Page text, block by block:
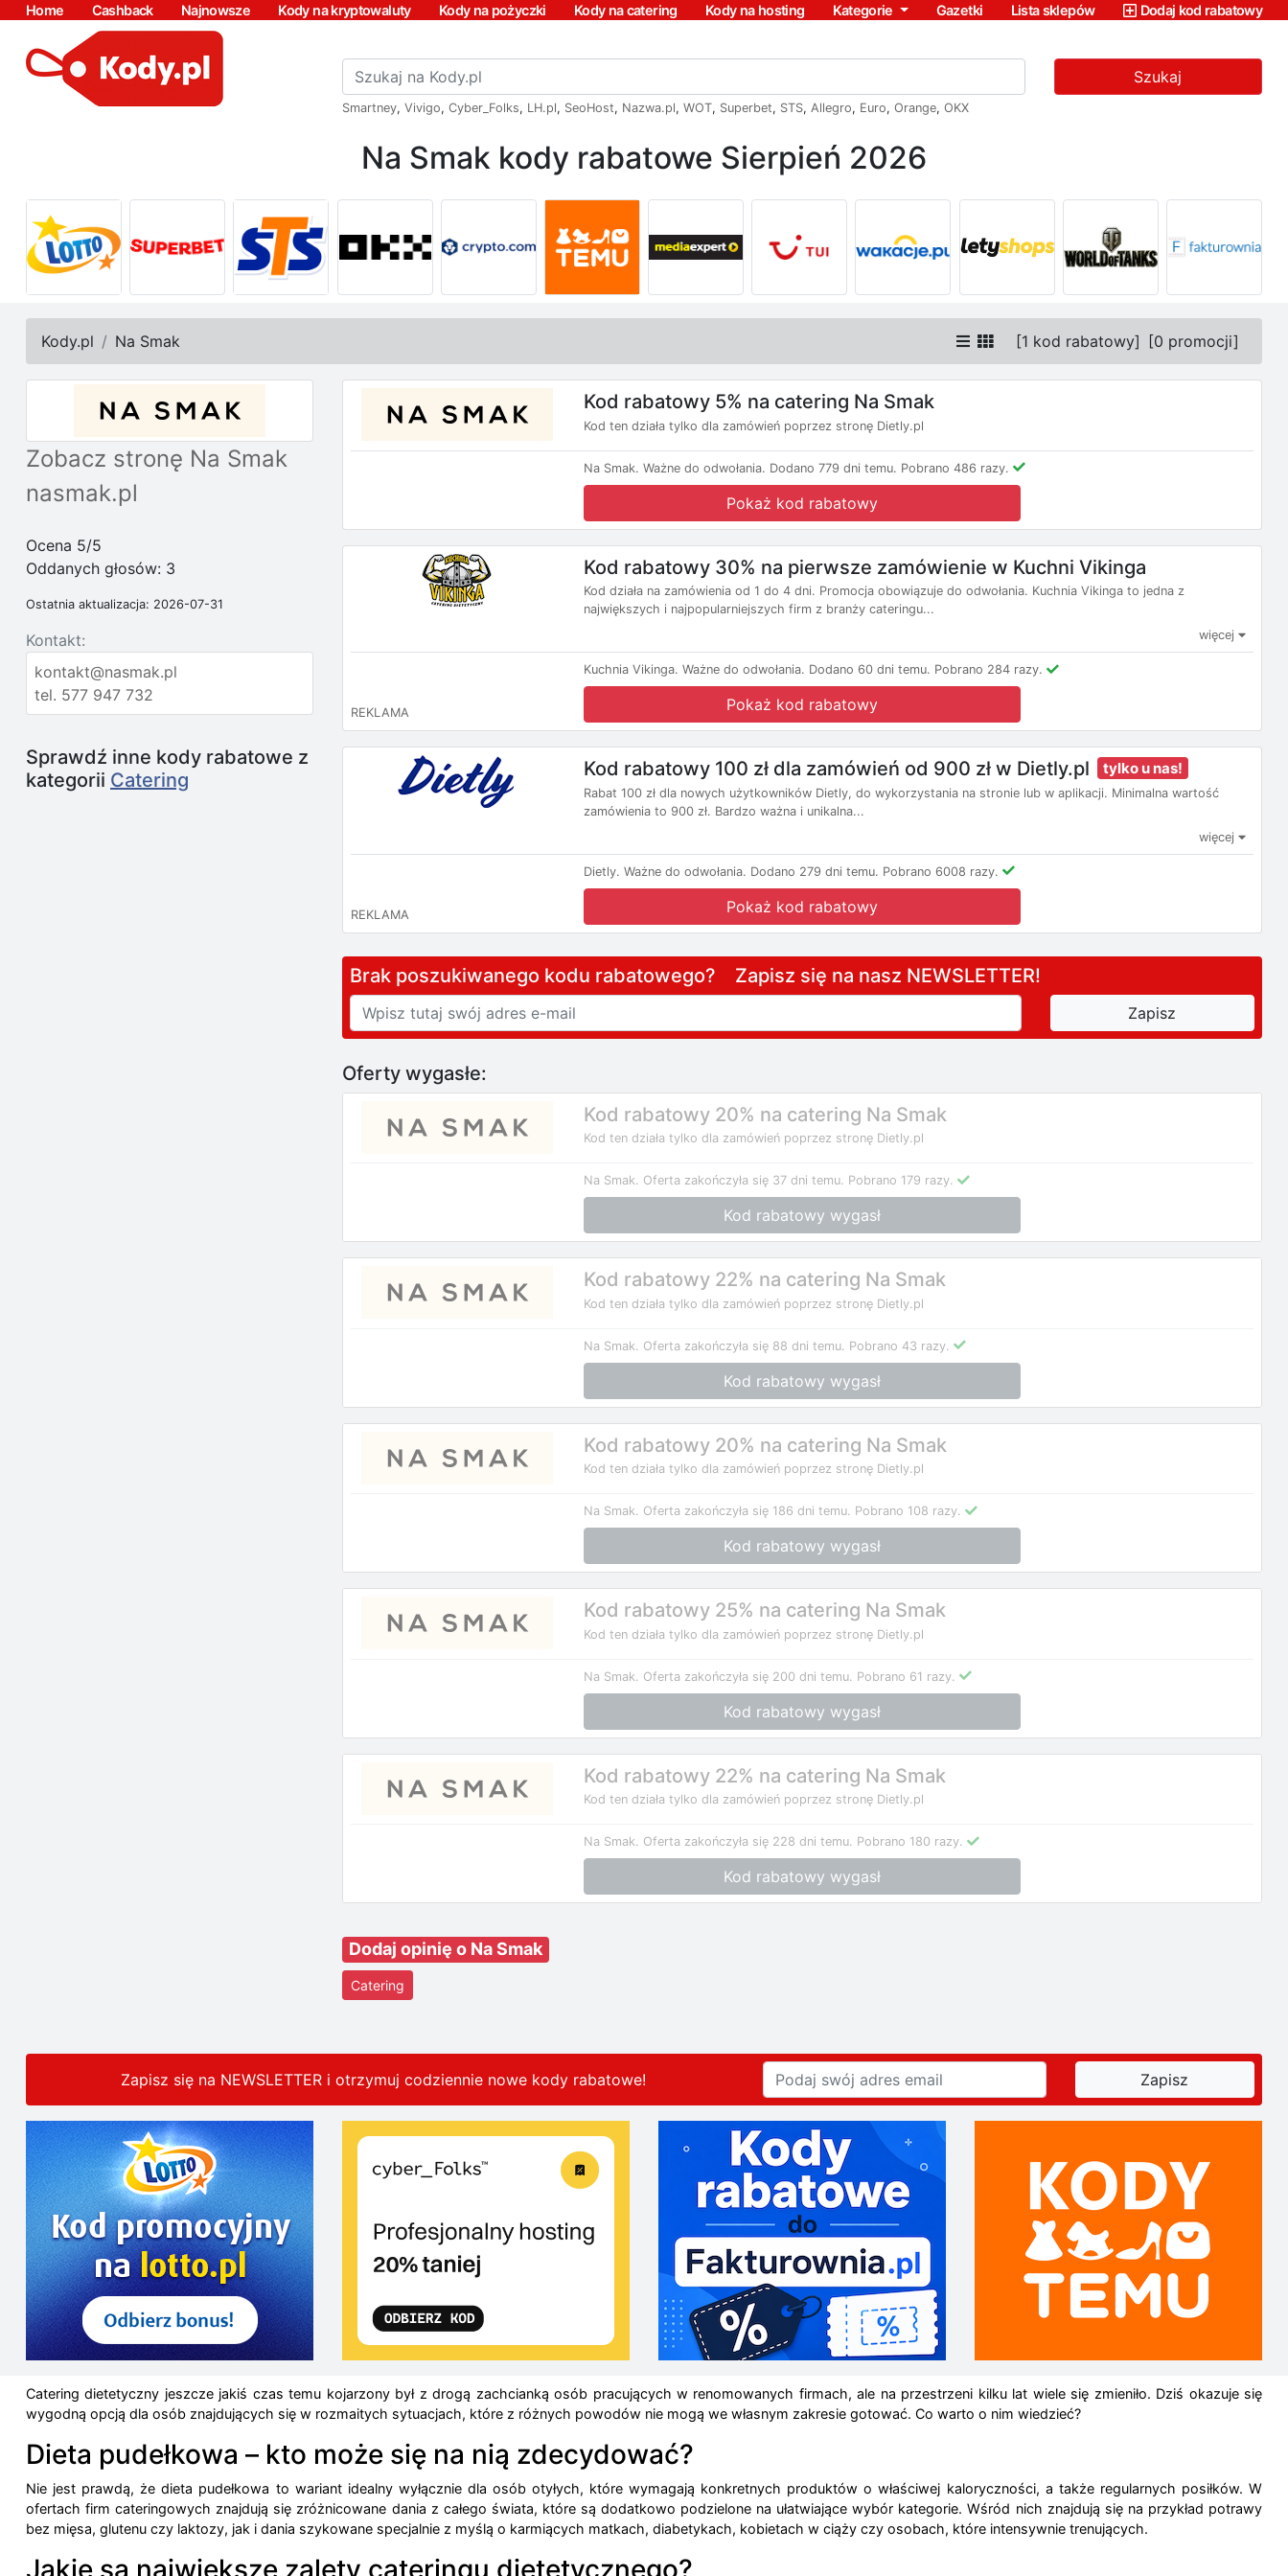
Home Cashback Najnowsze Kody na kryptowaluty Kody na pożyczki Kody na catering Kody na hosting Kategorie Gazetki Lista sklepów Dodaj kod rabatowy
Szukaj
Smartney, Vivigo, Cyber_Folks, LH.pl, SeoHost, Nazwa.pl, WOT, Superbet, STS, Allegro, Euro, Orange, OKX
Na Smak kody rabatowe Sierpień 2026
Kody.pl Na Smak [1 kod rabatowy] [0 promocji]
Zobacz stronę Na Smak
nasmak.pl
Ocena 5/5
Oddanych głosów: 3
Ostatnia aktualizacja: 2026-07-31
Kontakt:
kontakt@nasmak.pl
tel. 577 947 732
Sprawdź inne kody rabatowe z
kategorii Catering
Kod rabatowy 5% na catering Na Smak
Kod ten działa tylko dla zamówień poprzez stronę Dietly.pl
Na Smak. Ważne do odwołania. Dodano 779 dni temu. Pobrano 486 razy.
Pokaż kod rabatowy
Kod rabatowy 30% na pierwsze zamówienie w Kuchni Vikinga
Kod działa na zamówienia od 1 do 4 dni. Promocja obowiązuje do odwołania. Kuchnia Vikinga to jedna z
największych i najpopularniejszych firm z branży cateringu...
więcej
Kuchnia Vikinga. Ważne do odwołania. Dodano 60 dni temu. Pobrano 284 razy.
REKLAMA Pokaż kod rabatowy
Kod rabatowy 100 zł dla zamówień od 900 zł w Dietly.pl tylko u nas!
Rabat 100 zł dla nowych użytkowników Dietly, do wykorzystania na stronie lub w aplikacji. Minimalna wartość
zamówienia to 900 zł. Bardzo ważna i unikalna...
więcej
Dietly. Ważne do odwołania. Dodano 279 dni temu. Pobrano 6008 razy.
REKLAMA Pokaż kod rabatowy
Brak poszukiwanego kodu rabatowego? Zapisz się na nasz NEWSLETTER!
Oferty wygasłe:
Kod rabatowy 20% na catering Na Smak
Kod ten działa tylko dla zamówień poprzez stronę Dietly.pl
Na Smak. Oferta zakończyła się 37 dni temu. Pobrano 179 razy.
Kod rabatowy wygasł
Kod rabatowy 22% na catering Na Smak
Kod ten działa tylko dla zamówień poprzez stronę Dietly.pl
Na Smak. Oferta zakończyła się 88 dni temu. Pobrano 43 razy.
Kod rabatowy wygasł
Kod rabatowy 20% na catering Na Smak
Kod ten działa tylko dla zamówień poprzez stronę Dietly.pl
Na Smak. Oferta zakończyła się 186 dni temu. Pobrano 108 razy.
Kod rabatowy wygasł
Kod rabatowy 25% na catering Na Smak
Kod ten działa tylko dla zamówień poprzez stronę Dietly.pl
Na Smak. Oferta zakończyła się 200 dni temu. Pobrano 61 razy.
Kod rabatowy wygasł
Kod rabatowy 22% na catering Na Smak
Kod ten działa tylko dla zamówień poprzez stronę Dietly.pl
Na Smak. Oferta zakończyła się 228 dni temu. Pobrano 180 razy.
Kod rabatowy wygasł
Dodaj opinię o Na Smak
Catering
Zapisz się na NEWSLETTER i otrzymuj codziennie nowe kody rabatowe!
Catering dietetyczny jeszcze jakiś czas temu kojarzony był z drogą zachcianką osób pracujących w renomowanych firmach, ale na przestrzeni kilku lat wiele się zmieniło. Dziś okazuje się
wygodną opcją dla osób znajdujących się w rozmaitych sytuacjach, które z różnych powodów nie mogą we własnym zakresie gotować. Co warto o nim wiedzieć?
Dieta pudełkowa – kto może się na nią zdecydować?
Nie jest prawdą, że dieta pudełkowa to wariant idealny wyłącznie dla osób otyłych, które wymagają konkretnych produktów o właściwej kaloryczności, a także regularnych posiłków. W
ofertach firm cateringowych znajdują się zróżnicowane dania z całego świata, które są dodatkowo podzielone na ułatwiające wybór kategorie. Wśród nich znajdują się na przykład potrawy
bez mięsa, glutenu czy laktozy, jak i dania szykowane specjalnie z myślą o karmiących matkach, diabetykach, kobietach w ciąży czy osobach, które intensywnie trenujących.
Jakie są największe zalety cateringu dietetycznego?